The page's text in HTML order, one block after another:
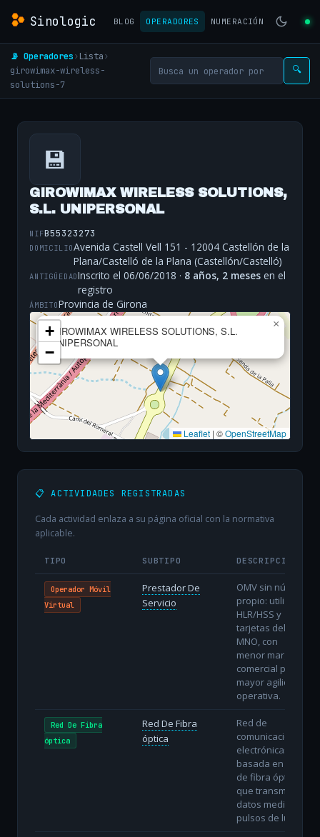
Sinologic BLOG OPERADORES NUMERACIÓN
📡 Operadores› Lista›
girowimax-wireless-
solutions-7
🔍
💾
GIROWIMAX WIRELESS SOLUTIONS,
S.L. UNIPERSONAL
NIFB55323273
DOMICILIOAvenida Castell Vell 151 - 12004 Castellón de la
Plana/Castelló de la Plana (Castellón/Castelló)
ANTIGÜEDADInscrito el 06/06/2018 · 8 años, 2 meses en el
registro
ÁMBITOProvincia de Girona
GIROWIMAX WIRELESS SOLUTIONS, S.L.
UNIPERSONAL
×
+
−
Leaflet | ©OpenStreetMap
📋 ACTIVIDADES REGISTRADAS
Cada actividad enlaza a su página oficial con la normativa
aplicable.
TIPO SUBTIPO DESCRIPCIÓN
Operador Móvil
Virtual
Prestador De
Servicio
OMV sin núcleo
propio: utiliza
HLR/HSS y
tarjetas del
MNO, con
menor margen
comercial pero
mayor agilidad
operativa.
Red De Fibra
óptica
Red De Fibra
óptica
Red de
comunicaciones
electrónicas
basada en hilos
de fibra óptica
que transmiten
datos mediante
pulsos de luz.